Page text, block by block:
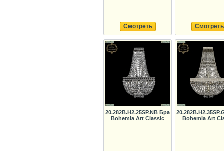
Смотреть Смотреть
20.282B.H2.25SP.NB Бра
Bohemia Art Classic
Bohemia Art